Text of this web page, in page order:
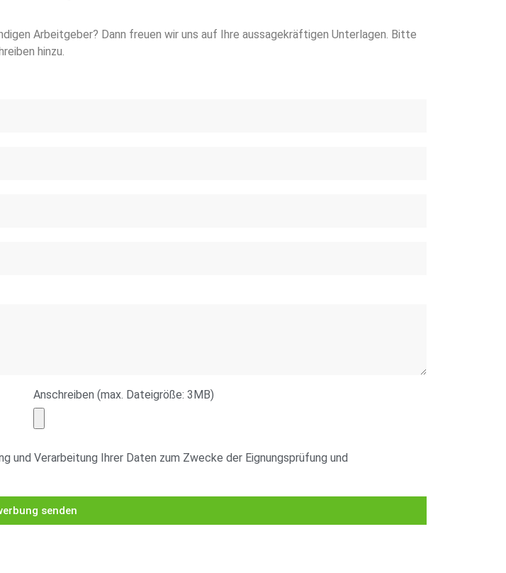
Arbeitgeber? Dann freuen wir uns auf Ihre aussagekräftigen Unterlagen. Bitte
hinzu.
Anschreiben (max. Dateigröße: 3MB)
und Verarbeitung Ihrer Daten zum Zwecke der Eignungsprüfung und
senden